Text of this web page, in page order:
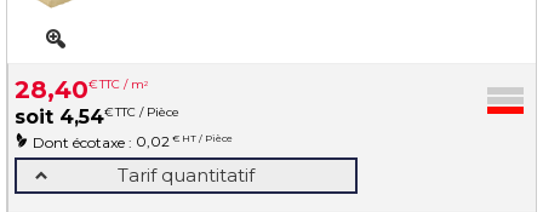
28,40€TTC / m2
soit 4,54€TTC / Pièce
Dont écotaxe : 0,02 € HT / Pièce
Tarif quantitatif